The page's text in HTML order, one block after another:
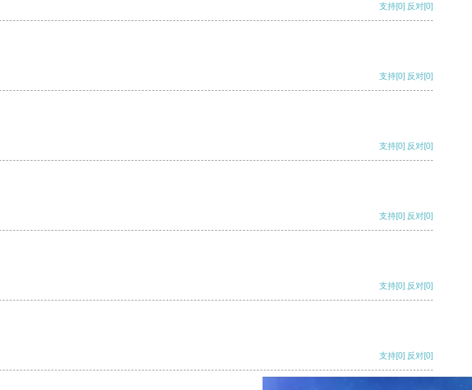
支持[0] 反对[0]
支持[0] 反对[0]
支持[0] 反对[0]
支持[0] 反对[0]
支持[0] 反对[0]
支持[0] 反对[0]